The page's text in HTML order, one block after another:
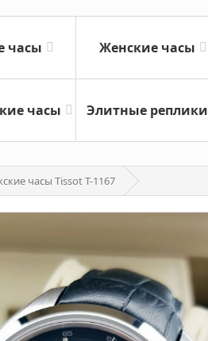
часы Женские часы
часы Элитные реплики
часы Tissot T-1167